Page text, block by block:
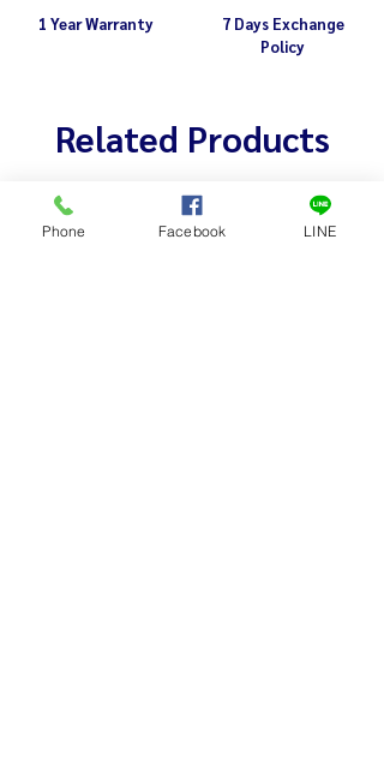
1 Year Warranty
7 Days Exchange
Policy
Related Products
Phone Facebook LINE